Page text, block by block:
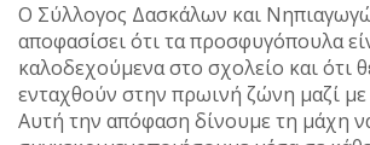
Ο Σύλλογος Δασκάλων και
αποφασίσει ότι τα προσφυγόπουλα
καλοδεχούμενα στο σχολείο και ότι
ενταχθούν στην πρωινή ζώνη μαζί με
Αυτή την απόφαση δίνουμε τη μάχη